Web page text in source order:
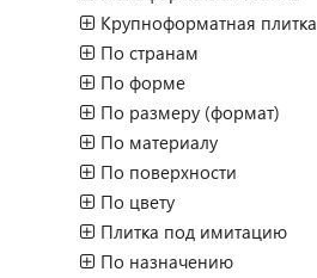
Крупноформатная плитка
По странам
По форме
По размеру (формат)
По материалу
По поверхности
По цвету
Плитка под имитацию
По назначению